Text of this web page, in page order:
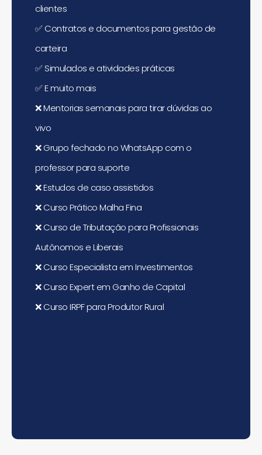
clientes
✅Contratos e documentos para gestão de
carteira
✅Simulados e atividades práticas
✅E muito mais
❌Mentorias semanais para tirar dúvidas ao
vivo
❌Grupo fechado no WhatsApp com o
professor para suporte
❌Estudos de caso assistidos
❌Curso Prático Malha Fina
❌Curso de Tributação para Profissionais
Autônomos e Liberais
❌Curso Especialista em Investimentos
❌Curso Expert em Ganho de Capital
❌Curso IRPF para Produtor Rural